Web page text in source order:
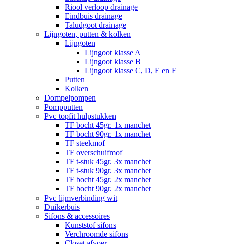
Riool verloop drainage
Eindbuis drainage
Taludgoot drainage
Lijngoten, putten & kolken
Lijngoten
Lijngoot klasse A
Lijngoot klasse B
Lijngoot klasse C, D, E en F
Putten
Kolken
Dompelpompen
Pompputten
Pvc topfit hulpstukken
TF bocht 45gr. 1x manchet
TF bocht 90gr. 1x manchet
TF steekmof
TF overschuifmof
TF t-stuk 45gr. 3x manchet
TF t-stuk 90gr. 3x manchet
TF bocht 45gr. 2x manchet
TF bocht 90gr. 2x manchet
Pvc lijmverbinding wit
Duikerbuis
Sifons & accessoires
Kunststof sifons
Verchroomde sifons